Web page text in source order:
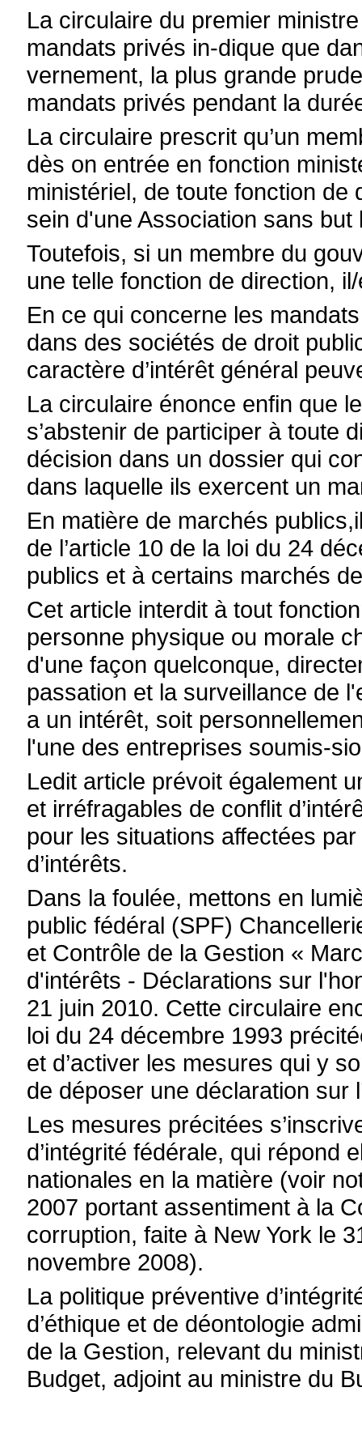
La circulaire du premier
mandats privés in-dique que
vernement, la plus grande
mandats privés pendant la
La circulaire prescrit qu’un
dès on entrée en fonction
ministériel, de toute fonction
sein d'une Association sans but
Toutefois, si un membre du
une telle fonction de direction,
En ce qui concerne les
dans des sociétés de droit
caractère d’intérêt général
La circulaire énonce enfin que
s’abstenir de participer à toute
décision dans un dossier qui
dans laquelle ils exercent un
En matière de marchés
de l’article 10 de la loi du 24
publics et à certains marchés
Cet article interdit à tout
personne physique ou morale
d'une façon quelconque,
passation et la surveillance de
a un intérêt, soit
l'une des entreprises soumis-
Ledit article prévoit également
et irréfragables de conflit
pour les situations affectées
d’intérêts.
Dans la foulée, mettons en
public fédéral (SPF)
et Contrôle de la Gestion «
d'intérêts - Déclarations sur
21 juin 2010. Cette circulaire
loi du 24 décembre 1993
et d’activer les mesures qui y
de déposer une déclaration sur
Les mesures précitées
d’intégrité fédérale, qui répond
nationales en la matière (voir
2007 portant assentiment à la
corruption, faite à New York le
novembre 2008).
La politique préventive
d’éthique et de déontologie
de la Gestion, relevant du
Budget, adjoint au ministre du